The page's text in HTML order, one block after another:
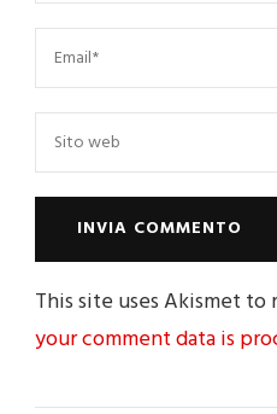
This site uses Akismet to
your comment data is